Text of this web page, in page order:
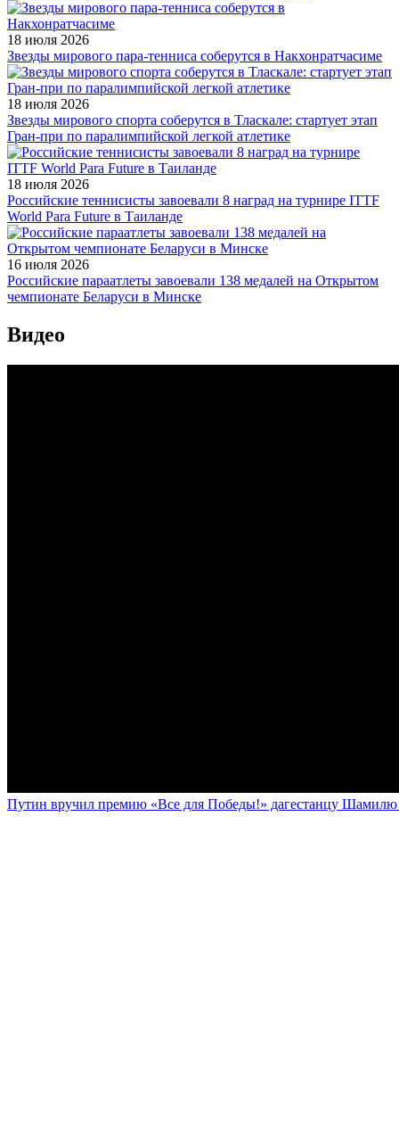
18 июля 2026
Звезды мирового пара-тенниса соберутся в Накхонратчасиме
18 июля 2026
Звезды мирового спорта соберутся в Тласкале: стартует этап
Гран-при по паралимпийской легкой атлетике
18 июля 2026
Российские теннисисты завоевали 8 наград на турнире ITTF
World Para Future в Таиланде
16 июля 2026
Российские параатлеты завоевали 138 медалей на Открытом
чемпионате Беларуси в Минске
Видео
Путин вручил премию «Все для Победы!» дагестанцу Шамилю